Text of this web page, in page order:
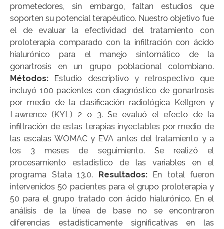
prometedores, sin embargo, faltan estudios que
soporten su potencial terapéutico. Nuestro objetivo fue
el de evaluar la efectividad del tratamiento con
proloterapia comparado con la infiltración con ácido
hialurónico para el manejo sintomático de la
gonartrosis en un grupo poblacional colombiano.
Métodos:
Estudio descriptivo y retrospectivo que
incluyó 100 pacientes con diagnóstico de gonartrosis
por medio de la clasificación radiológica Kellgren y
Lawrence (KYL) 2 o 3. Se evaluó el efecto de la
infiltración de estas terapias inyectables por medio de
las escalas WOMAC y EVA antes del tratamiento y a
los 3 meses de seguimiento. Se realizó el
procesamiento estadístico de las variables en el
programa Stata 13.0.
Resultados:
En total fueron
intervenidos 50 pacientes para el grupo proloterapia y
50 para el grupo tratado con ácido hialurónico. En el
análisis de la línea de base no se encontraron
diferencias estadísticamente significativas en las